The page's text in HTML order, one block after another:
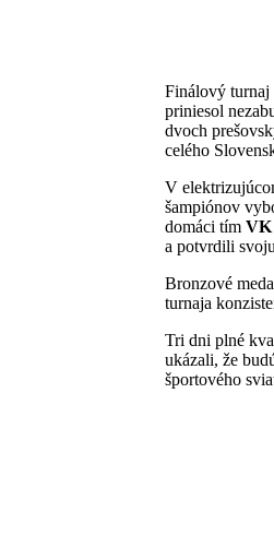
Finálový turnaj
priniesol
dvoch
celého
V
šampiónov
domáci tím VK
a potvrdili
Bronzové
turnaja
Tri dni plné
ukázali, že
športového